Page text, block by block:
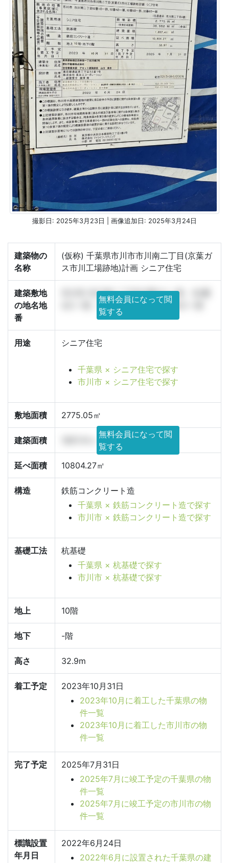
撮影日: 2025年3月23日 | 画像追加日: 2025年3月24日
建築物の
名称
(仮称) 千葉県市川市市川南二丁目(京葉ガ
ス市川工場跡地)計画 シニア住宅
建築敷地
の地名地
番
市川市 市川南二丁目92番1の一部、92番
4の一部、92番5の一部、92番6の一部
無料会員になって閲
覧する
用途 シニア住宅
千葉県 × シニア住宅で探す
市川市 × シニア住宅で探す
敷地面積 2775.05㎡
建築面積
無料会員になって閲
覧する
延べ面積
10804.27㎡
構造
鉄筋コンクリート造
千葉県 × 鉄筋コンクリート造で探す
市川市 × 鉄筋コンクリート造で探す
基礎工法
杭基礎
千葉県 × 杭基礎で探す
市川市 × 杭基礎で探す
地上 10階
地下 -階
高さ 32.9m
着工予定
2023年10月31日
2023年10月に着工した千葉県の物
件一覧
2023年10月に着工した市川市の物
件一覧
完了予定
2025年7月31日
2025年7月に竣工予定の千葉県の物
件一覧
2025年7月に竣工予定の市川市の物
件一覧
標識設置
年月日
2022年6月24日
2022年6月に設置された千葉県の建